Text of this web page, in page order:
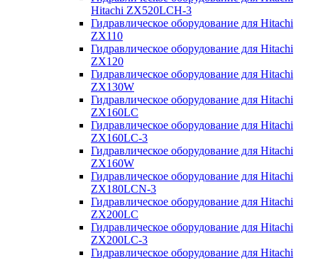
Hitachi ZX520LCH-3
Гидравлическое оборудование для Hitachi
ZX110
Гидравлическое оборудование для Hitachi
ZX120
Гидравлическое оборудование для Hitachi
ZX130W
Гидравлическое оборудование для Hitachi
ZX160LC
Гидравлическое оборудование для Hitachi
ZX160LC-3
Гидравлическое оборудование для Hitachi
ZX160W
Гидравлическое оборудование для Hitachi
ZX180LCN-3
Гидравлическое оборудование для Hitachi
ZX200LC
Гидравлическое оборудование для Hitachi
ZX200LC-3
Гидравлическое оборудование для Hitachi